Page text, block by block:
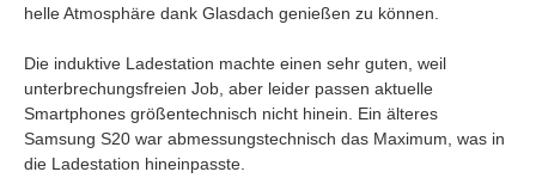
helle Atmosphäre dank Glasdach genießen zu können.
Die induktive Ladestation machte einen sehr guten, weil
unterbrechungsfreien Job, aber leider passen aktuelle
Smartphones größentechnisch nicht hinein. Ein älteres
Samsung S20 war abmessungstechnisch das Maximum, was in
die Ladestation hineinpasste.